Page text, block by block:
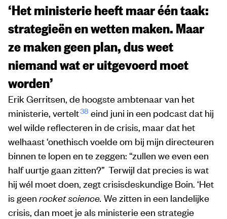
‘Het ministerie heeft maar één taak:
strategieën en wetten maken. Maar
ze maken geen plan, dus weet
niemand wat er uitgevoerd moet
worden’
Erik Gerritsen, de hoogste ambtenaar van het
ministerie, vertelt38 eind juni in een podcast dat hij
wel wilde reflecteren in de crisis, maar dat het
welhaast ‘onethisch voelde om bij mijn directeuren
binnen te lopen en te zeggen: “zullen we even een
half uurtje gaan zitten?” Terwijl dat precies is wat
hij wél moet doen, zegt crisisdeskundige Boin. ‘Het
is geen rocket science. We zitten in een landelijke
crisis, dan moet je als ministerie een strategie